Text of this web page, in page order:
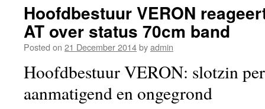
Hoofdbestuur VERON
AT over status 70cm band
Posted on 21 December 2014byadmin
Hoofdbestuur VERON: slotzin
aanmatigend en ongegrond